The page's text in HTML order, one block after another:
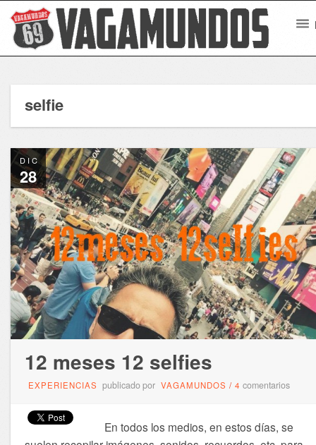
selfie
DIC
28
12 meses 12 selfies
EXPERIENCIAS publicado por VAGAMUNDOS / 4 comentarios
En todos los medios, en estos días, se